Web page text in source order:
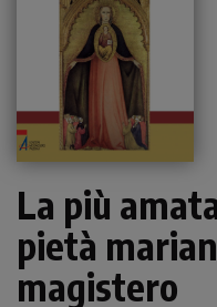
La più
pietà
magistero